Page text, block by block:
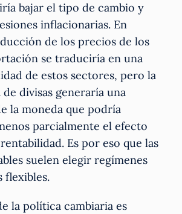
bajar el tipo de cambio y
inflacionarias. En
de los precios de los
se traduciría en una
de estos sectores, pero la
divisas generaría una
la moneda que podría
parcialmente el efecto
Es por eso que las
suelen elegir regímenes
flexibles.
la política cambiaria es